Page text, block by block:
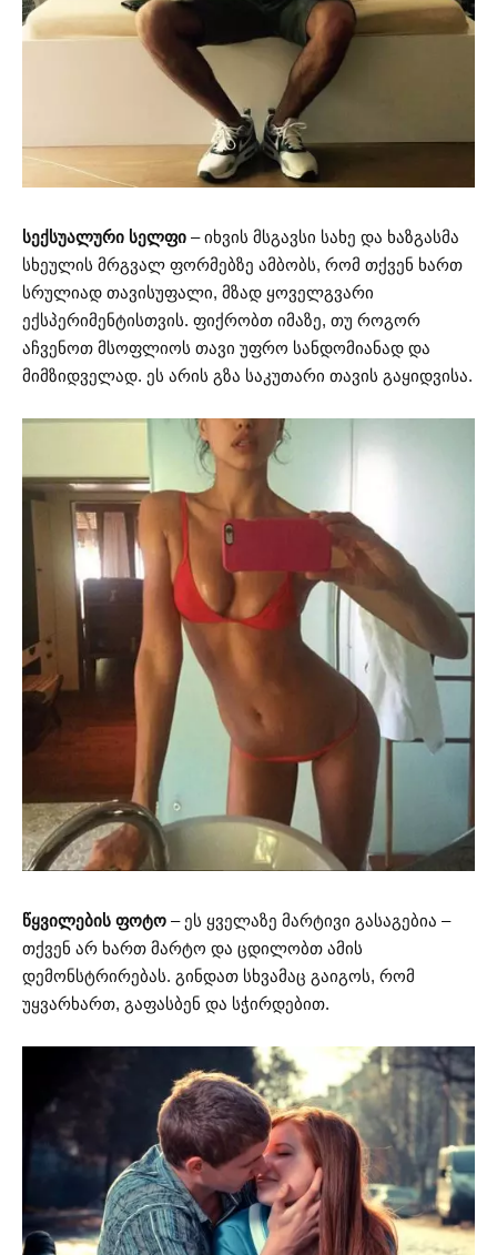
სექსუალური სელფი – იხვის მსგავსი სახე და ხაზგასმა
სხეულის მრგვალ ფორმებზე ამბობს, რომ თქვენ ხართ
სრულიად თავისუფალი, მზად ყოველგვარი
ექსპერიმენტისთვის. ფიქრობთ იმაზე, თუ როგორ
აჩვენოთ მსოფლიოს თავი უფრო სანდომიანად და
მიმზიდველად. ეს არის გზა საკუთარი თავის გაყიდვისა.
წყვილების ფოტო – ეს ყველაზე მარტივი გასაგებია –
თქვენ არ ხართ მარტო და ცდილობთ ამის
დემონსტრირებას. გინდათ სხვამაც გაიგოს, რომ
უყვარხართ, გაფასბენ და სჭირდებით.